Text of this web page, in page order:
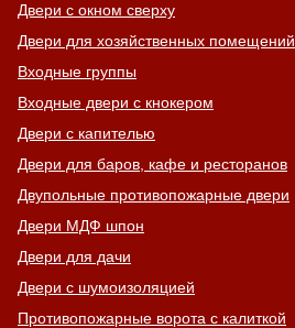
Двери с окном сверху
Двери для хозяйственных помещений
Входные группы
Входные двери с кнокером
Двери с капителью
Двери для баров, кафе и ресторанов
Двупольные противопожарные двери
Двери МДФ шпон
Двери для дачи
Двери с шумоизоляцией
Противопожарные ворота с калиткой